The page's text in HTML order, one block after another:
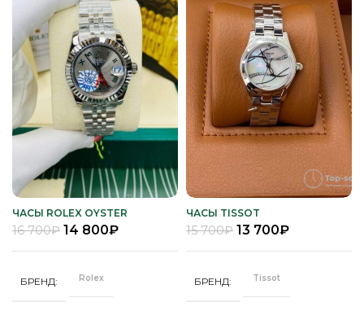
ЧАСЫ ROLEX OYSTER
PERPETUAL
16 700₽ 14 800₽
БРЕНД Rolex
ЧАСЫ TISSOT
15 700₽ 13 700₽
БРЕНД Tissot